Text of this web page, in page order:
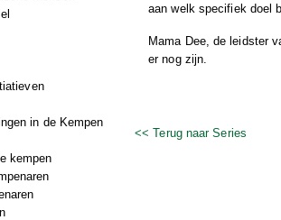
in de Kempen
kempen
aan welk specifiek doel
Mama Dee, de leidster
er nog zijn.
<< Terug naar Series